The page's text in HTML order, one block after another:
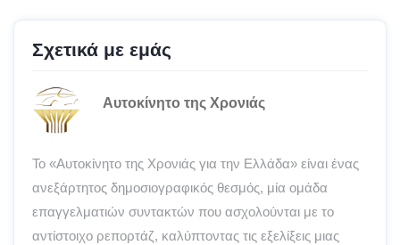
Σχετικά με εμάς
Αυτοκίνητο της Χρονιάς
Το «Αυτοκίνητο της Χρονιάς για την Ελλάδα» είναι ένας
ανεξάρτητος δημοσιογραφικός θεσμός, μία ομάδα
επαγγελματιών συντακτών που ασχολούνται με το
αντίστοιχο ρεπορτάζ, καλύπτοντας τις εξελίξεις μιας